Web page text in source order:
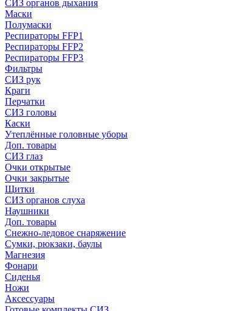
СИЗ органов дыхания
Маски
Полумаски
Респираторы FFP1
Респираторы FFP2
Респираторы FFP3
Фильтры
СИЗ рук
Краги
Перчатки
СИЗ головы
Каски
Утеплённые головные уборы
Доп. товары
СИЗ глаз
Очки открытые
Очки закрытые
Щитки
СИЗ органов слуха
Наушники
Доп. товары
Снежно-ледовое снаряжение
Сумки, рюкзаки, баулы
Магнезия
Фонари
Сиденья
Ножи
Аксессуары